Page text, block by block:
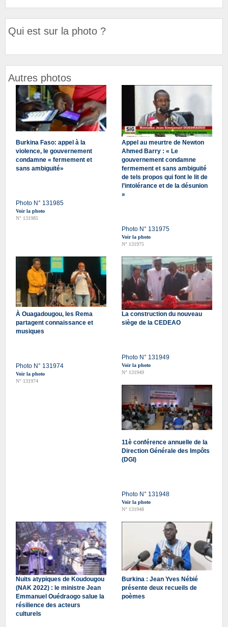
Qui est sur la photo ?
Autres photos
Burkina Faso: appel à la
violence, le gouvernement
condamne « fermement et
sans ambiguïté»
Photo N° 131985
Voir la photo
N° 131985
Appel au meurtre de Newton
Ahmed Barry : « Le
gouvernement condamne
fermement et sans ambiguïté
de tels propos qui font le lit de
l’intolérance et de la désunion
»
Photo N° 131975
Voir la photo
N° 131975
À Ouagadougou, les Rema
partagent connaissance et
musiques
Photo N° 131974
Voir la photo
N° 131974
La construction du nouveau
siège de la CEDEAO
Photo N° 131949
Voir la photo
N° 131949
11è conférence annuelle de la
Direction Générale des Impôts
(DGI)
Photo N° 131948
Voir la photo
N° 131948
Nuits atypiques de Koudougou
(NAK 2022) : le ministre Jean
Emmanuel Ouédraogo salue la
résilience des acteurs
culturels
Burkina : Jean Yves Nébié
présente deux recueils de
poèmes